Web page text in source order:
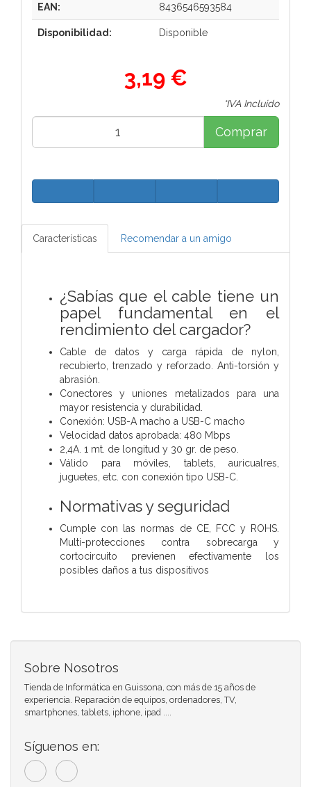
EAN: 8436546593584
Disponibilidad: Disponible
3,19 €
*IVA Incluido
Comprar
Características Recomendar a un amigo
¿Sabías que el cable tiene un
papel fundamental en el
rendimiento del cargador?
Cable de datos y carga rápida de nylon,
recubierto, trenzado y reforzado. Anti-torsión y
abrasión.
Conectores y uniones metalizados para una
mayor resistencia y durabilidad.
Conexión: USB-A macho a USB-C macho
Velocidad datos aprobada: 480 Mbps
2,4A. 1 mt. de longitud y 30 gr. de peso.
Válido para móviles, tablets, auricualres,
juguetes, etc. con conexión tipo USB-C.
Normativas y seguridad
Cumple con las normas de CE, FCC y ROHS.
Multi-protecciones contra sobrecarga y
cortocircuito previenen efectivamente los
posibles daños a tus dispositivos
Sobre Nosotros
Tienda de Informática en Guissona, con más de 15 años de
experiencia. Reparación de equipos, ordenadores, TV,
smartphones, tablets, iphone, ipad ....
Síguenos en: